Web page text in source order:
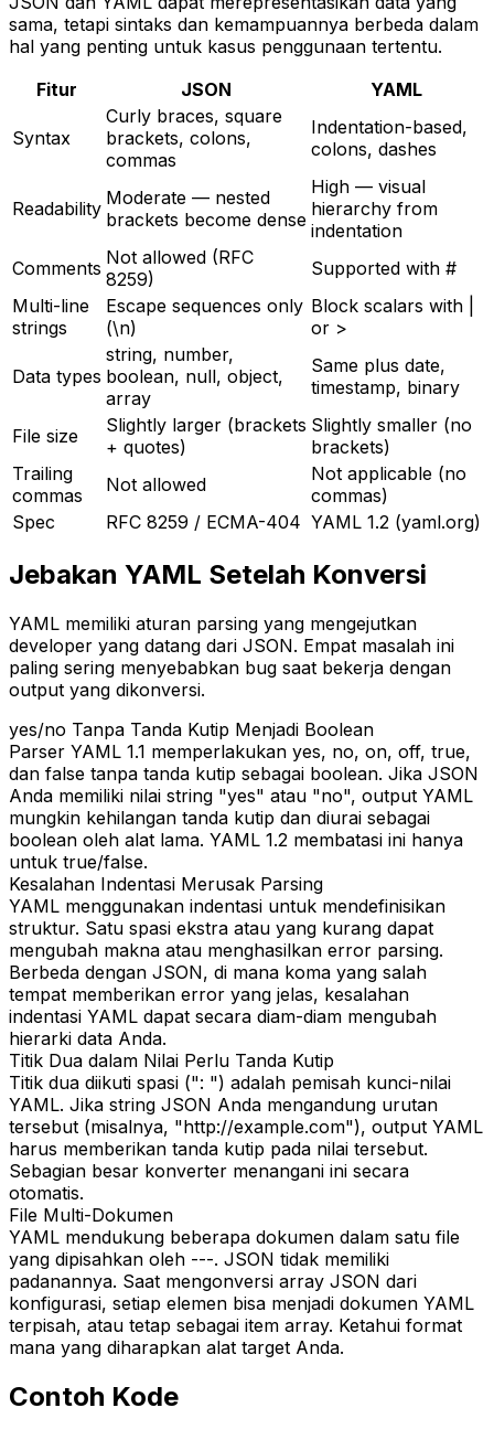
sama, tetapi sintaks dan kemampuannya berbeda dalam
hal yang penting untuk kasus penggunaan tertentu.
Fitur
JSON YAML
Syntax
Curly braces, square
brackets, colons,
commas
Indentation-based,
colons, dashes
Readability Moderate — nested
brackets become dense
High — visual
hierarchy from
indentation
Comments Not allowed (RFC
8259)
Supported with #
Multi-line
strings
Escape sequences only
(\n)
Block scalars with |
or >
Data types
string, number,
boolean, null, object,
array
Same plus date,
timestamp, binary
File size
Slightly larger (brackets
+ quotes)
Slightly smaller (no
brackets)
Trailing
commas
Not allowed
Not applicable (no
commas)
Spec
RFC 8259 / ECMA-404 YAML 1.2 (yaml.org)
Jebakan YAML Setelah Konversi
YAML memiliki aturan parsing yang mengejutkan
developer yang datang dari JSON. Empat masalah ini
paling sering menyebabkan bug saat bekerja dengan
output yang dikonversi.
yes/no Tanpa Tanda Kutip Menjadi Boolean
Parser YAML 1.1 memperlakukan yes, no, on, off, true,
dan false tanpa tanda kutip sebagai boolean. Jika JSON
Anda memiliki nilai string "yes" atau "no", output YAML
mungkin kehilangan tanda kutip dan diurai sebagai
boolean oleh alat lama. YAML 1.2 membatasi ini hanya
untuk true/false.
Kesalahan Indentasi Merusak Parsing
YAML menggunakan indentasi untuk mendefinisikan
struktur. Satu spasi ekstra atau yang kurang dapat
mengubah makna atau menghasilkan error parsing.
Berbeda dengan JSON, di mana koma yang salah
tempat memberikan error yang jelas, kesalahan
indentasi YAML dapat secara diam-diam mengubah
hierarki data Anda.
Titik Dua dalam Nilai Perlu Tanda Kutip
Titik dua diikuti spasi (": ") adalah pemisah kunci-nilai
YAML. Jika string JSON Anda mengandung urutan
tersebut (misalnya, "http://example.com"), output YAML
harus memberikan tanda kutip pada nilai tersebut.
Sebagian besar konverter menangani ini secara
otomatis.
File Multi-Dokumen
YAML mendukung beberapa dokumen dalam satu file
yang dipisahkan oleh ---. JSON tidak memiliki
padanannya. Saat mengonversi array JSON dari
konfigurasi, setiap elemen bisa menjadi dokumen YAML
terpisah, atau tetap sebagai item array. Ketahui format
mana yang diharapkan alat target Anda.
Contoh Kode